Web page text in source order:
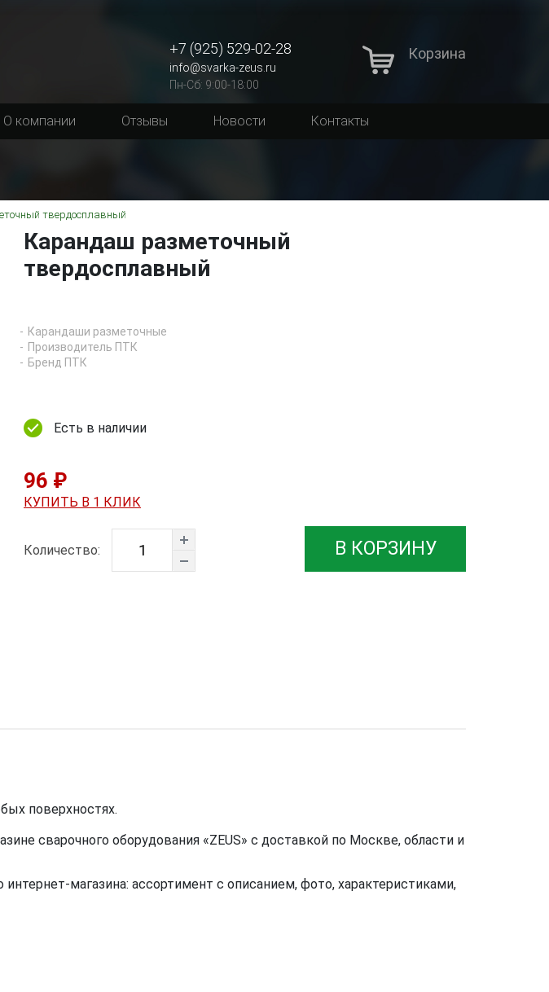
+7 (925) 529-02-28
info@svarka-zeus.ru
Пн-Сб: 9:00-18:00
Корзина
О компании Отзывы Новости Контакты
твердосплавный
Карандаш разметочный
твердосплавный
Карандаши разметочные
Производитель ПТК
Бренд ПТК
Есть в наличии
96 ₽
КУПИТЬ В 1 КЛИК
Количество: В КОРЗИНУ
поверхностях.
сварочного оборудования «ZEUS» с доставкой по Москве, области и
магазина: ассортимент с описанием, фото, характеристиками,